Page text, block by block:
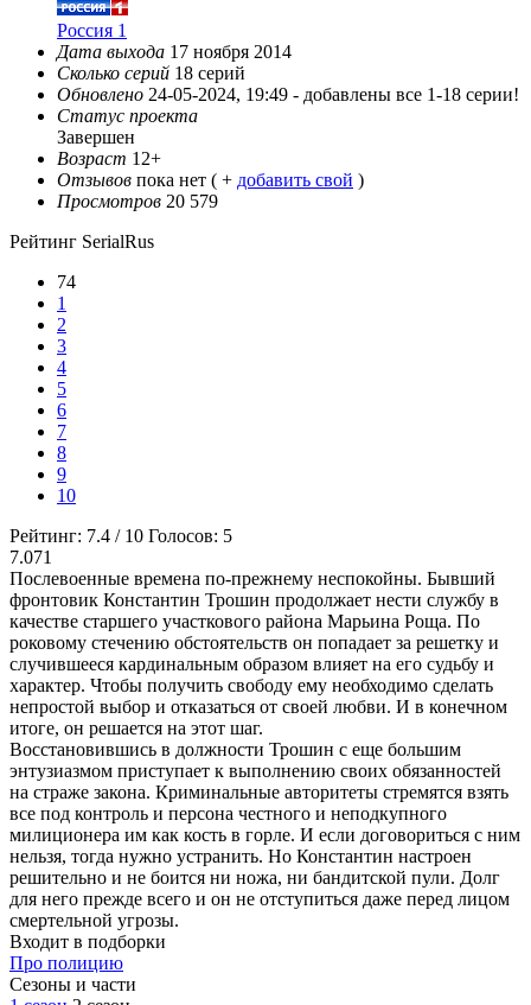
Россия 1
Дата выхода 17 ноября 2014
Сколько серий 18 серий
Обновлено 24-05-2024, 19:49 - добавлены все 1-18 серии!
Статус проекта
Завершен
Возраст 12+
Отзывов пока нет ( + добавить свой )
Просмотров 20 579
Рейтинг SerialRus
74
1
2
3
4
5
6
7
8
9
10
Рейтинг: 7.4 / 10 Голосов: 5
7.071
Послевоенные времена по-прежнему неспокойны. Бывший
фронтовик Константин Трошин продолжает нести службу в
качестве старшего участкового района Марьина Роща. По
роковому стечению обстоятельств он попадает за решетку и
случившееся кардинальным образом влияет на его судьбу и
характер. Чтобы получить свободу ему необходимо сделать
непростой выбор и отказаться от своей любви. И в конечном
итоге, он решается на этот шаг.
Восстановившись в должности Трошин с еще большим
энтузиазмом приступает к выполнению своих обязанностей
на страже закона. Криминальные авторитеты стремятся взять
все под контроль и персона честного и неподкупного
милиционера им как кость в горле. И если договориться с ним
нельзя, тогда нужно устранить. Но Константин настроен
решительно и не боится ни ножа, ни бандитской пули. Долг
для него прежде всего и он не отступиться даже перед лицом
смертельной угрозы.
Входит в подборки
Про полицию
Cезоны и части